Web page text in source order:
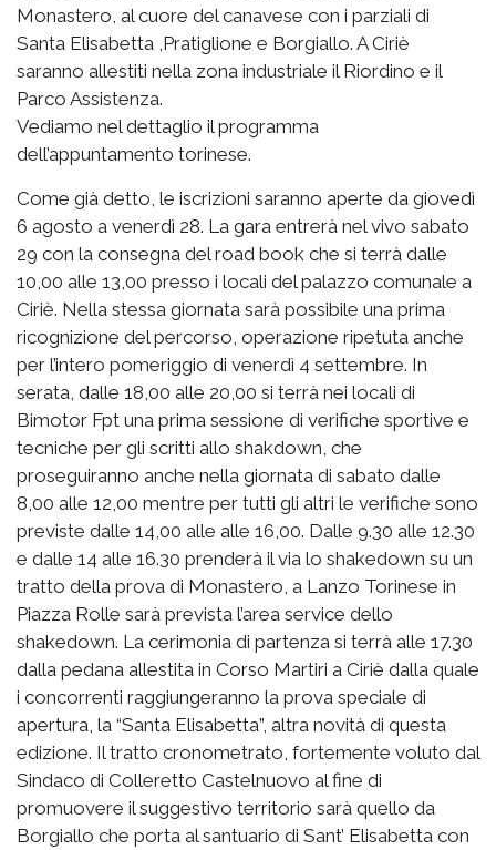
Monastero, al cuore del canavese con i parziali di
Santa Elisabetta ,Pratiglione e Borgiallo. A Ciriè
saranno allestiti nella zona industriale il Riordino e il
Parco Assistenza.
Vediamo nel dettaglio il programma
dell’appuntamento torinese.
Come già detto, le iscrizioni saranno aperte da giovedì
6 agosto a venerdì 28. La gara entrerà nel vivo sabato
29 con la consegna del road book che si terrà dalle
10,00 alle 13,00 presso i locali del palazzo comunale a
Ciriè. Nella stessa giornata sarà possibile una prima
ricognizione del percorso, operazione ripetuta anche
per l’intero pomeriggio di venerdì 4 settembre. In
serata, dalle 18,00 alle 20,00 si terrà nei locali di
Bimotor Fpt una prima sessione di verifiche sportive e
tecniche per gli scritti allo shakdown, che
proseguiranno anche nella giornata di sabato dalle
8,00 alle 12,00 mentre per tutti gli altri le verifiche sono
previste dalle 14,00 alle alle 16,00. Dalle 9.30 alle 12.30
e dalle 14 alle 16.30 prenderà il via lo shakedown su un
tratto della prova di Monastero, a Lanzo Torinese in
Piazza Rolle sarà prevista l’area service dello
shakedown. La cerimonia di partenza si terrà alle 17.30
dalla pedana allestita in Corso Martiri a Ciriè dalla quale
i concorrenti raggiungeranno la prova speciale di
apertura, la “Santa Elisabetta”, altra novità di questa
edizione. Il tratto cronometrato, fortemente voluto dal
Sindaco di Colleretto Castelnuovo al fine di
promuovere il suggestivo territorio sarà quello da
Borgiallo che porta al santuario di Sant’ Elisabetta con